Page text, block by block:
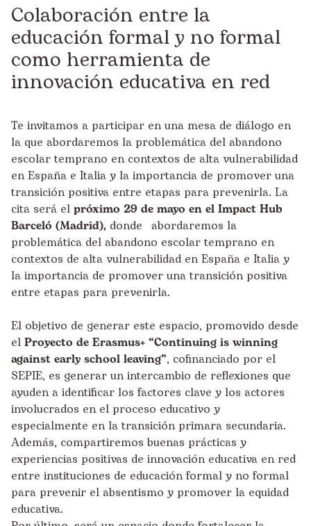
Colaboración entre la
educación formal y no formal
como herramienta de
innovación educativa en red
Te invitamos a participar en una mesa de diálogo en
la que abordaremos la problemática del abandono
escolar temprano en contextos de alta vulnerabilidad
en España e Italia y la importancia de promover una
transición positiva entre etapas para prevenirla. La
cita será el próximo 29 de mayo en el Impact Hub
Barceló (Madrid), donde abordaremos la
problemática del abandono escolar temprano en
contextos de alta vulnerabilidad en España e Italia y
la importancia de promover una transición positiva
entre etapas para prevenirla.
El objetivo de generar este espacio, promovido desde
el Proyecto de Erasmus+ “Continuing is winning
against early school leaving”, cofinanciado por el
SEPIE, es generar un intercambio de reflexiones que
ayuden a identificar los factores clave y los actores
involucrados en el proceso educativo y
especialmente en la transición primara secundaria.
Además, compartiremos buenas prácticas y
experiencias positivas de innovación educativa en red
entre instituciones de educación formal y no formal
para prevenir el absentismo y promover la equidad
educativa.